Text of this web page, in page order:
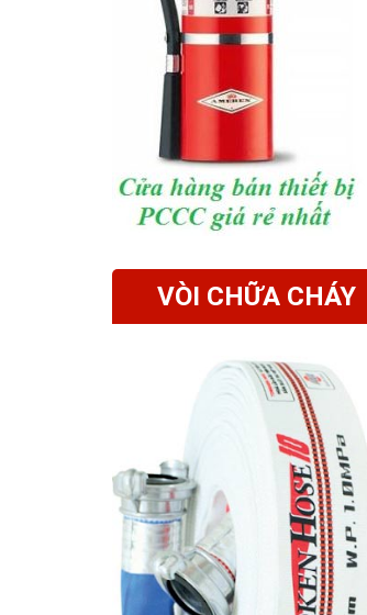
VÒI CHỮA CHÁY